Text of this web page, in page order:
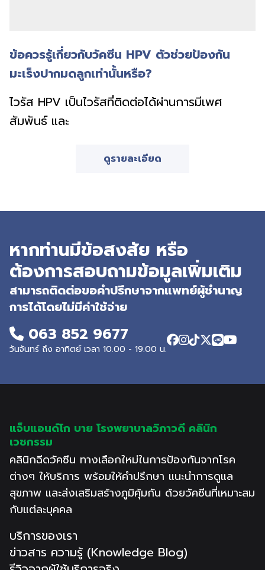
ข้อควรรู้เกี่ยวกับวัคซีน HPV ตัวช่วยป้องกัน
มะเร็งปากมดลูกเท่านั้นหรือ?
ไวรัส HPV เป็นไวรัสที่ติดต่อได้ผ่านการมีเพศ
สัมพันธ์ และ
ดูรายละเอียด
หากท่านมีข้อสงสัย หรือ
ต้องการสอบถามข้อมูลเพิ่มเติม
สามารถติดต่อขอคำปรึกษาจากแพทย์ผู้ชำนาญ
การได้โดยไม่มีค่าใช้จ่าย
063 852 9677
วันจันทร์ ถึง อาทิตย์ เวลา 10.00 - 19.00 น.
แจ็บแอนด์โก บาย โรงพยาบาลวิภาวดี คลินิก
เวชกรรม
คลินิกฉีดวัคซีน ทางเลือกใหม่ในการป้องกันจากโรค
ต่างๆ ให้บริการ พร้อมให้คำปรึกษา แนะนำการดูแล
สุขภาพ และส่งเสริมสร้างภูมิคุ้มกัน ด้วยวัคซีนที่เหมาะสม
กับแต่ละบุคคล
บริการของเรา
ข่าวสาร ความรู้ (Knowledge Blog)